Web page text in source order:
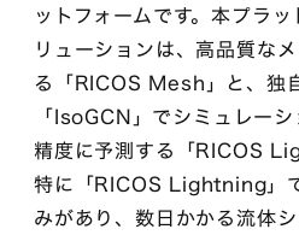
ットフォームです。本プラ
リューションは、高品質な
る「RICOS Mesh」と、独
「IsoGCN」でシミュレー
精度に予測する「RICOS
特に「RICOS Lightning」
みがあり、数日かかる流体